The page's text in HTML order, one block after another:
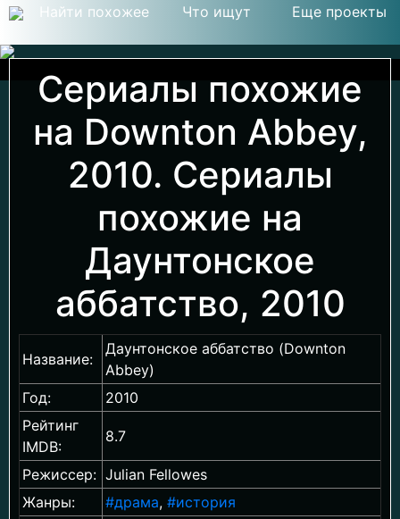
Найти похожее Что ищут Еще проекты
Сериалы похожие
на Downton Abbey,
2010. Сериалы
похожие на
Даунтонское
аббатство, 2010
Название:
Даунтонское аббатство (Downton
Abbey)
Год:
2010
Рейтинг
IMDB:
8.7
Режиссер: Julian Fellowes
Жанры:
#драма, #история